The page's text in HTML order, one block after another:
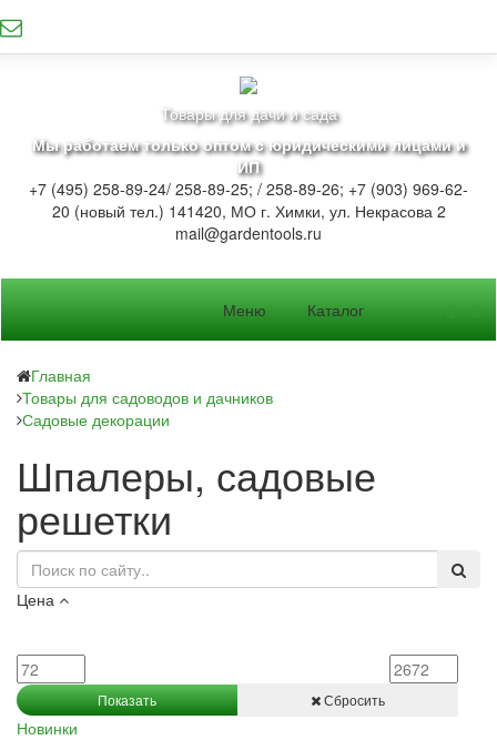
Товары для дачи и сада
Мы работаем только оптом с юридическими лицами и
ИП
+7 (495) 258-89-24/ 258-89-25; / 258-89-26; +7 (903) 969-62-
20 (новый тел.) 141420, МО г. Химки, ул. Некрасова 2
mail@gardentools.ru
Каталог
Меню
Главная
Товары для садоводов и дачников
Садовые декорации
Шпалеры, садовые
решетки
Цена
Показать Сбросить
Новинки